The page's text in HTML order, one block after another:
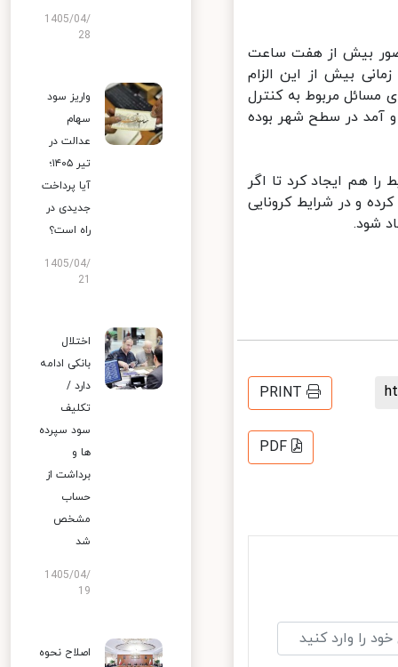
بیش از هفت ساعت
بیش از این الزام
مربوط به کنترل
آمد در سطح شهر بوده
هم ایجاد کرد تا اگر
و در شرایط کرونایی
شود.
PRINT
PDF
1405/04/
28
واریز سود
سهام
عدالت در
تیر ۱۴۰۵؛
آیا پرداخت
جدیدی در
راه است؟
1405/04/
اختلال
بانکی ادامه
دارد /
تکلیف
سود سپرده
ها و
برداشت از
حساب
مشخص
شد
1405/04/
19
اصلاح نحوه